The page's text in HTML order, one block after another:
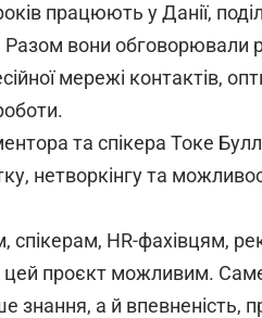
працюють у Данії,
вони обговорювали
мережі контактів,
та спікера Токе
нетворкінгу та
HR-фахівцям,
цей проєкт можливим.
знання, а й впевненість,